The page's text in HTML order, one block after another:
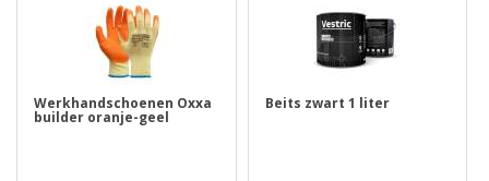
Werkhandschoenen Oxxa
builder oranje-geel
Beits zwart 1 liter